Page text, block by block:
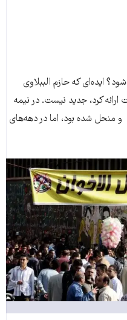
ایده‌ای که حازم الببلاوی
دولت موقت یکشنبه ۱۸ اوت ارائه کرد، جدید نیست. در نیمه
منحل شده بود، اما در دهه‌های